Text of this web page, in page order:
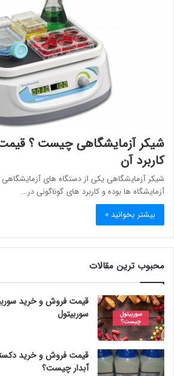
شیکر آزمایشگاهی چیست ؟
کاربرد آن
شیکر آزمایشگاهی یکی از دستگاه های آزمایشگاهی
آزمایشگاه ها بوده و کاربرد های گوناگونی در…
بیشتر بخوانید »
محبوب ترین مقالات
سوربیتول
قیمت فروش و خرید
آبدار چیست؟